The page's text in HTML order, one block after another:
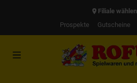
Filiale wählen
Prospekte
Gutscheine